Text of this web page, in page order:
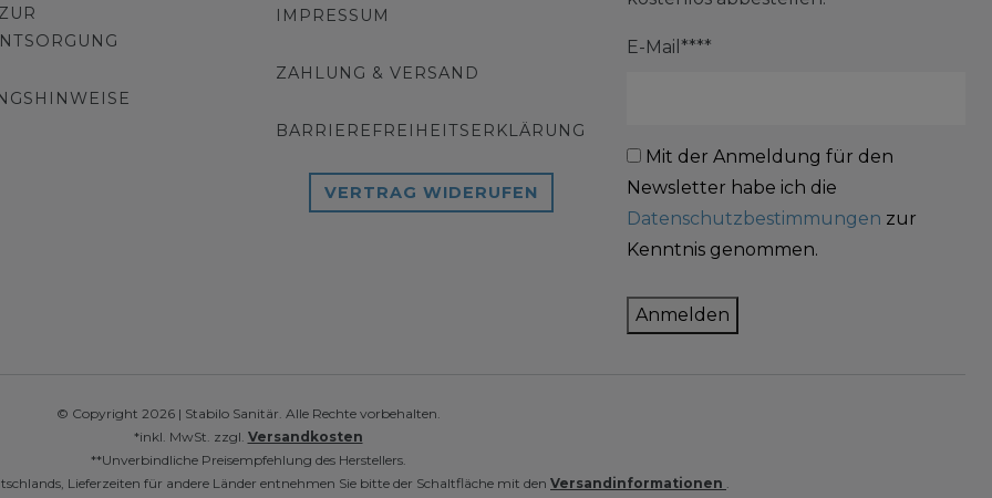
IMPRESSUM
ZAHLUNG & VERSAND
BARRIEREFREIHEITSERKLÄRUNG
VERTRAG WIDERUFEN
E-Mail****
Mit der Anmeldung für den
Newsletter habe ich die
Datenschutzbestimmungen zur
Kenntnis genommen.
Anmelden
© Copyright 2026 | Stabilo Sanitär. Alle Rechte vorbehalten.
*inkl. MwSt. zzgl. Versandkosten
**Unverbindliche Preisempfehlung des Herstellers.
Lieferzeiten für andere Länder entnehmen Sie bitte der Schaltfläche mit den Versandinformationen .